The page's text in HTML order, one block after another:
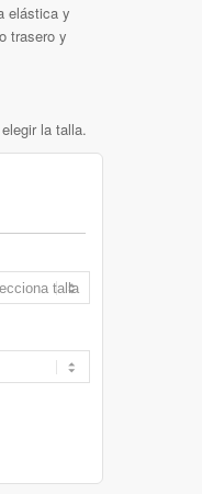
elástica y
trasero y
la talla.